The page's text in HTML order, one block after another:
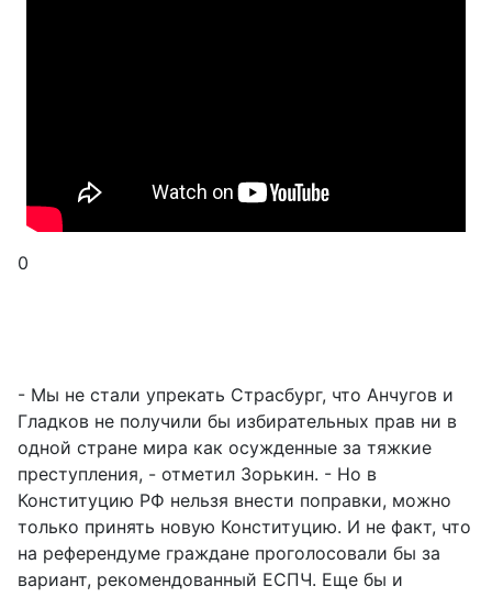
0
- Мы не стали упрекать Страсбург, что Анчугов и
Гладков не получили бы избирательных прав ни в
одной стране мира как осужденные за тяжкие
преступления, - отметил Зорькин. - Но в
Конституцию РФ нельзя внести поправки, можно
только принять новую Конституцию. И не факт, что
на референдуме граждане проголосовали бы за
вариант, рекомендованный ЕСПЧ. Еще бы и